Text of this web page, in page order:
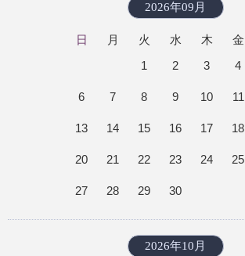
2026年09月
日 月 火 水 木 金
1
2 3 4
6 7 8 9 10 11
13 14 15 16 17 18
20 21 22 23 24 25
27 28 29 30
2026年10月